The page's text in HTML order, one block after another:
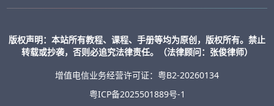
版权声明：本站所有教程、课程、手册等均为原创，版权所有。禁止
转载或抄袭，否则必追究法律责任。（法律顾问：张俊律师）
增值电信业务经营许可证：粤B2-20260134
粤ICP备2025501889号-1